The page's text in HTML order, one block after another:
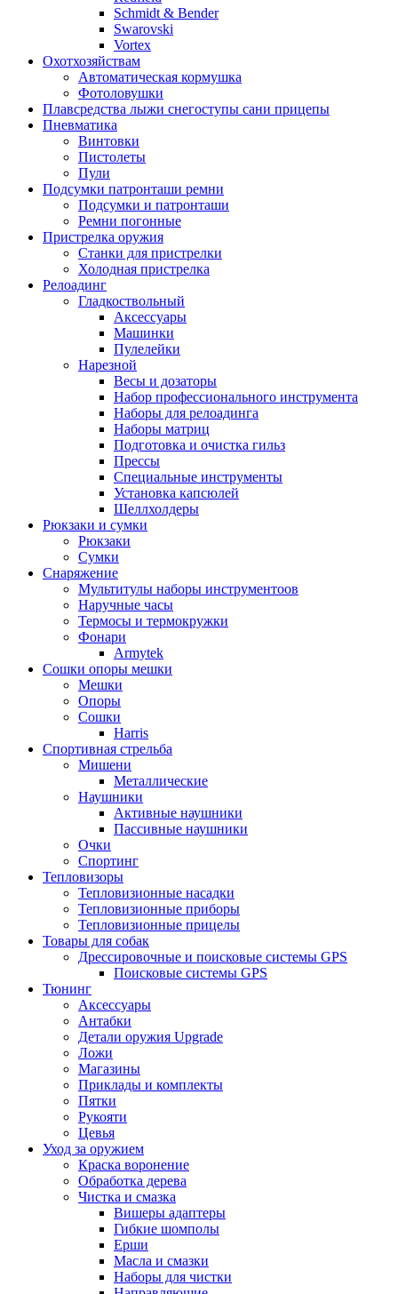
Schmidt & Bender
Swarovski
Vortex
Охотхозяйствам
Автоматическая кормушка
Фотоловушки
Плавсредства лыжи снегоступы сани прицепы
Пневматика
Винтовки
Пистолеты
Пули
Подсумки патронташи ремни
Подсумки и патронташи
Ремни погонные
Пристрелка оружия
Станки для пристрелки
Холодная пристрелка
Релоадинг
Гладкоствольный
Аксессуары
Машинки
Пулелейки
Нарезной
Весы и дозаторы
Набор профессионального инструмента
Наборы для релоадинга
Наборы матриц
Подготовка и очистка гильз
Прессы
Специальные инструменты
Установка капсюлей
Шеллхолдеры
Рюкзаки и сумки
Рюкзаки
Сумки
Снаряжение
Мультитулы наборы инструментоов
Наручные часы
Термосы и термокружки
Фонари
Armytek
Сошки опоры мешки
Мешки
Опоры
Сошки
Harris
Спортивная стрельба
Мишени
Металлические
Наушники
Активные наушники
Пассивные наушники
Очки
Спортинг
Тепловизоры
Тепловизионные насадки
Тепловизионные приборы
Тепловизионные прицелы
Товары для собак
Дрессировочные и поисковые системы GPS
Поисковые системы GPS
Тюнинг
Аксессуары
Антабки
Детали оружия Upgrade
Ложи
Магазины
Приклады и комплекты
Пятки
Рукояти
Цевья
Уход за оружием
Краска воронение
Обработка дерева
Чистка и смазка
Вишеры адаптеры
Гибкие шомполы
Ерши
Масла и смазки
Наборы для чистки